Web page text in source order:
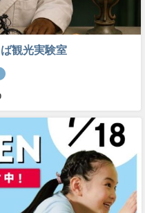
観光実験室